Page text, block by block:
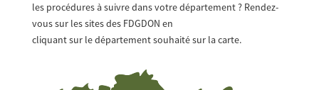
les procédures à suivre dans votre département ? Rendez-
vous sur les sites des FDGDON en
cliquant sur le département souhaité sur la carte.